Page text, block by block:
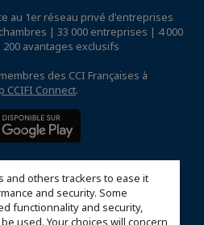
and others trackers to ease it
and security. Some
functionnality and security,
used. Your choices will concern
au 1er réseau privé d'entreprises
| 33 000 entreprises | 4 000
avantages exclusifs
des CCI Françaises à
CCIFI Connect.